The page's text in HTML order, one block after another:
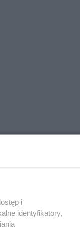
i
identyfikatory,